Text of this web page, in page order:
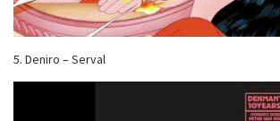
5. Deniro – Serval